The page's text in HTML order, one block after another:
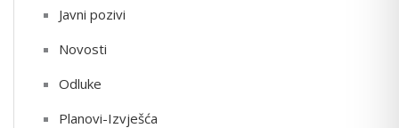
Javni pozivi
Novosti
Odluke
Planovi-Izvješća